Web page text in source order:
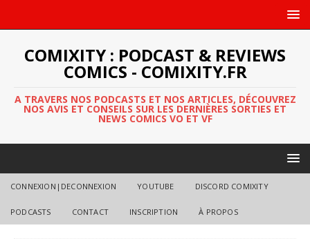
COMIXITY : PODCAST & REVIEWS
COMICS - COMIXITY.FR
A TRAVERS NOS PODCASTS ET NOS ARTICLES, DÉCOUVREZ
NOS AVIS ET CONSEILS SUR LES DERNIÈRES SORTIES ET
NEWS COMICS VO ET VF
CONNEXION|DECONNEXION YOUTUBE DISCORD COMIXITY
PODCASTS CONTACT INSCRIPTION À PROPOS